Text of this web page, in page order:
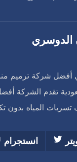
الدوسري
أفضل شركة ترميم
تقدم الشركة
المياه بدون
انستجرام